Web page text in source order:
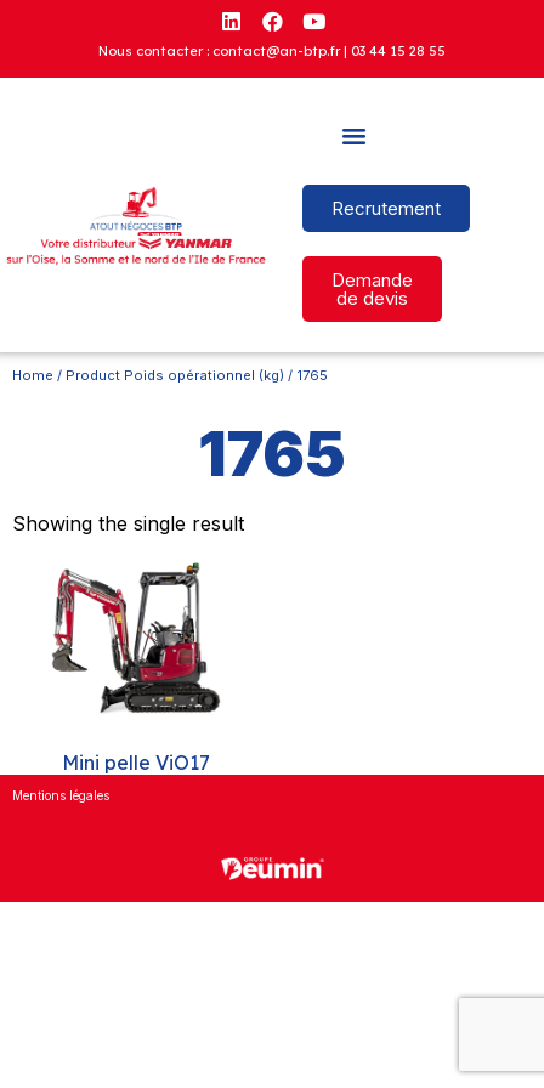
Nous contacter : contact@an-btp.fr | 03 44 15 28 55
Recrutement
Demande
de devis
Home / Product Poids opérationnel (kg) / 1765
1765
Showing the single result
Mini pelle ViO17
Mentions légales